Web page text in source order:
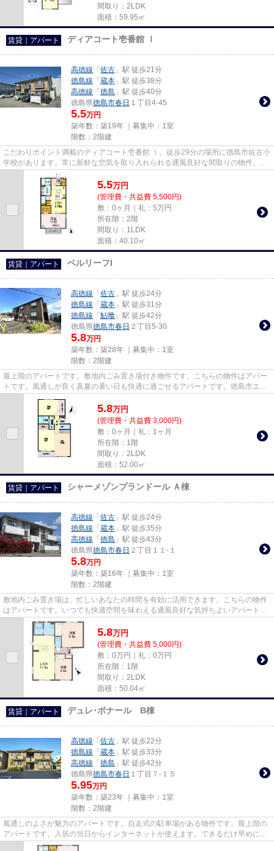
間取り：2LDK
面積：59.95㎡
賃貸｜アパート ディアコート壱番館 Ⅰ
高徳線 「 佐古 」駅 徒歩21分
徳島線 「 蔵本 」駅 徒歩38分
高徳線 「 徳島 」駅 徒歩40分
徳島県徳島市春日 １丁目4-45
5.5万円
築年数：築19年 ｜募集中： 1室
階数：2階建
こだわりポイント満載のディアコート壱番館 Ⅰ。徒歩29分の場所に徳島市佐古小
学校があります。常に新鮮な空気を取り入れられる通風良好な間取りの物件。新
たな回線工事の必要ない、イ...
5.5万円
(管理費・共益費 5,500円)
敷：0ヶ月｜礼：5万円
所在階：2階
間取り：1LDK
面積：40.10㎡
賃貸｜アパート ベルリーフI
高徳線 「 佐古 」駅 徒歩24分
徳島線 「 蔵本 」駅 徒歩31分
徳島線 「 鮎喰 」駅 徒歩42分
徳島県徳島市春日 ２丁目5-30
5.8万円
築年数：築28年 ｜募集中： 1室
階数：2階建
最上階のアパートです。敷地内ごみ置き場付き物件です。こちらの物件はアパー
トです。風通しが良く真夏の暑い日も快適に過ごせるアパートです。徳島市エリ
5.8万円
(管理費・共益費 3,000円)
敷：0ヶ月｜礼：1ヶ月
所在階：1階
間取り：2LDK
面積：52.00㎡
賃貸｜アパート シャーメゾンプランドール Ａ棟
高徳線 「 佐古 」駅 徒歩24分
徳島線 「 蔵本 」駅 徒歩35分
高徳線 「 徳島 」駅 徒歩43分
徳島県徳島市春日 ２丁目１１-１
5.8万円
築年数：築16年 ｜募集中： 1室
階数：2階建
敷地内ごみ置き場は、忙しいあなたの時間を有効に活用できます。こちらの物件
はアパートです。いつでも快適空間を味わえる通風良好な気持ちよいアパート。
景色を眺めることには心を癒...
5.8万円
(管理費・共益費 5,000円)
敷：0万円｜礼：0万円
所在階：1階
間取り：2LDK
面積：50.04㎡
賃貸｜アパート デュレ･ボナール B棟
高徳線 「 佐古 」駅 徒歩22分
徳島線 「 蔵本 」駅 徒歩33分
高徳線 「 徳島 」駅 徒歩42分
徳島県徳島市春日 １丁目７-１５
5.95万円
築年数：築23年 ｜募集中： 1室
階数：2階建
風通しのよさが魅力のアパートです。自走式の駐車場がある物件です。最上階の
アパートです。入居の当日からインターネットが使えます。できるだけ早めに不
動産情報を集めたい方は当社...